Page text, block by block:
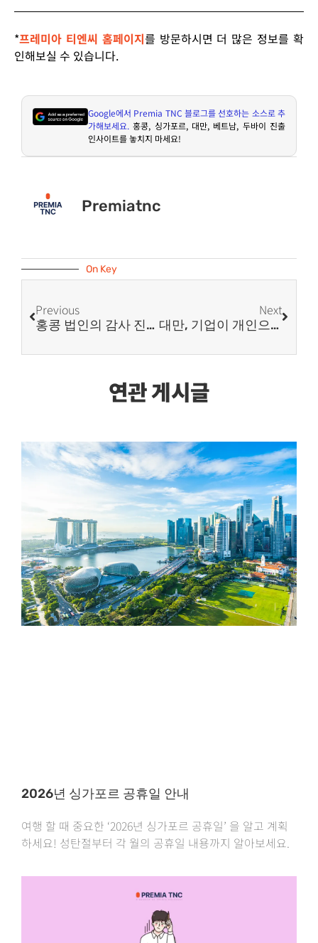
*프레미아 티엔씨 홈페이지를 방문하시면 더 많은 정보를 확
인해보실 수 있습니다.
Google에서 Premia TNC블로그를 선호하는 소스로 추
가해보세요. 홍콩, 싱가포르, 대만, 베트남, 두바이 진출
인사이트를 놓치지 마세요!
Premiatnc
On Key
Previous
홍콩 법인의 감사 진행이 필요한 이유
Next
대만, 기업이 개인으로부터 중고차 구매하는 경우, 세금 공제 불가
연관 게시글
2026년 싱가포르 공휴일 안내
여행 할 때 중요한 ‘2026년 싱가포르 공휴일’ 을 알고 계획
하세요! 성탄절부터 각 월의 공휴일 내용까지 알아보세요.